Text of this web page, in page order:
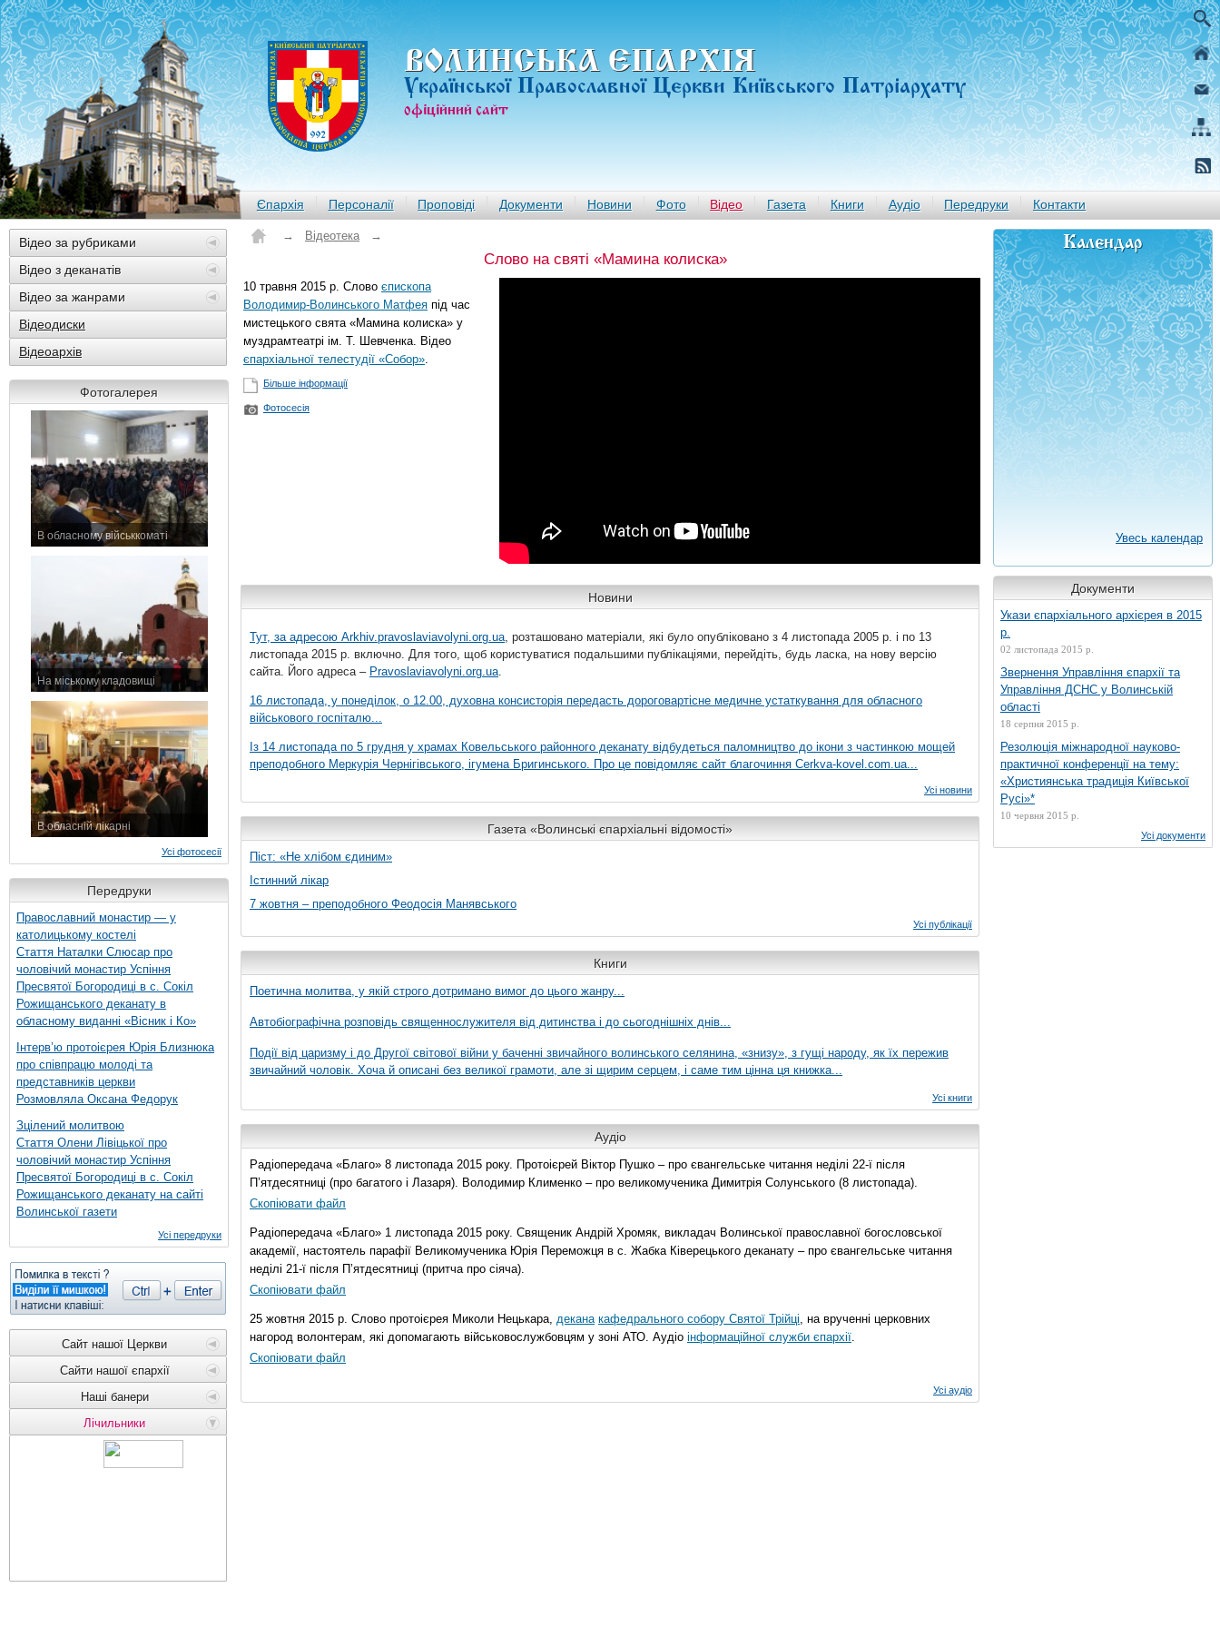
ВОЛИНСЬКА ЄПАРХIЯ
Української Православної Церкви Київського Патріархату
офiцiйний сайт
Єпархія Персоналії Проповіді Документи Новини Фото Відео Газета Книги Аудіо Передруки Контакти
Відео за рубриками
Відео з деканатів
Відео за жанрами
Відеодиски
Відеоархів
Фотогалерея
В обласному військкоматі
На міському кладовищі
В обласній лікарні
Усі фотосесії
Передруки
Православний монастир — у
католицькому костелі
Стаття Наталки Слюсар про
чоловічий монастир Успіння
Пресвятої Богородиці в с. Сокіл
Рожищанського деканату в
обласному виданні «Вісник і Ко»
Інтерв’ю протоієрея Юрія Близнюка
про співпрацю молоді та
представників церкви
Розмовляла Оксана Федорук
Зцілений молитвою
Стаття Олени Лівіцької про
чоловічий монастир Успіння
Пресвятої Богородиці в с. Сокіл
Рожищанського деканату на сайті
Волинської газети
Усі передруки
Сайт нашої Церкви
Сайти нашої єпархії
Наші банери
Лічильники
→ Відеотека →
Слово на святі «Мамина колиска»
10 травня 2015 р. Слово єпископа
Володимир-Волинського Матфея під час
мистецького свята «Мамина колиска» у
муздрамтеатрі ім. Т. Шевченка. Відео
єпархіальної телестудії «Собор».
Більше інформації
Фотосесія
Новини
Тут, за адресою Arkhiv.pravoslaviavolyni.org.ua, розташовано матеріали, які було опубліковано з 4 листопада 2005 р. і по 13
листопада 2015 р. включно. Для того, щоб користуватися подальшими публікаціями, перейдіть, будь ласка, на нову версію
сайта. Його адреса – Pravoslaviavolyni.org.ua.
16 листопада, у понеділок, о 12.00, духовна консисторія передасть дороговартісне медичне устаткування для обласного
військового госпіталю...
Із 14 листопада по 5 грудня у храмах Ковельського районного деканату відбудеться паломництво до ікони з частинкою мощей
преподобного Меркурія Чернігівського, ігумена Бригинського. Про це повідомляє сайт благочиння Сerkva-kovel.com.ua...
Усі новини
Газета «Волинські єпархіальні відомості»
Піст: «Не хлібом єдиним»
Істинний лікар
7 жовтня – преподобного Феодосія Манявського
Усі публікації
Книги
Поетична молитва, у якій строго дотримано вимог до цього жанру...
Автобіографічна розповідь священнослужителя від дитинства і до сьогоднішніх днів...
Події від царизму і до Другої світової війни у баченні звичайного волинського селянина, «знизу», з гущі народу, як їх пережив
звичайний чоловік. Хоча й описані без великої грамоти, але зі щирим серцем, і саме тим цінна ця книжка...
Усі книги
Аудіо
Радіопередача «Благо» 8 листопада 2015 року. Протоієрей Віктор Пушко – про євангельське читання неділі 22-ї після
П’ятдесятниці (про багатого і Лазаря). Володимир Клименко – про великомученика Димитрія Солунського (8 листопада).
Скопіювати файл
Радіопередача «Благо» 1 листопада 2015 року. Священик Андрій Хромяк, викладач Волинської православної богословської
академії, настоятель парафії Великомученика Юрія Переможця в с. Жабка Ківерецького деканату – про євангельське читання
неділі 21-ї після П’ятдесятниці (притча про сіяча).
Скопіювати файл
25 жовтня 2015 р. Слово протоієрея Миколи Нецькара, декана кафедрального собору Святої Трійці, на врученні церковних
нагород волонтерам, які допомагають військовослужбовцям у зоні АТО. Аудіо інформаційної служби єпархії.
Скопіювати файл
Усі аудіо
Календар
Увесь календар
Документи
Укази єпархіального архієрея в 2015
р.
02 листопада 2015 р.
Звернення Управління єпархії та
Управління ДСНС у Волинській
області
18 серпня 2015 р.
Резолюція міжнародної науково-
практичної конференції на тему:
«Християнська традиція Київської
Русі»*
10 червня 2015 р.
Усі документи